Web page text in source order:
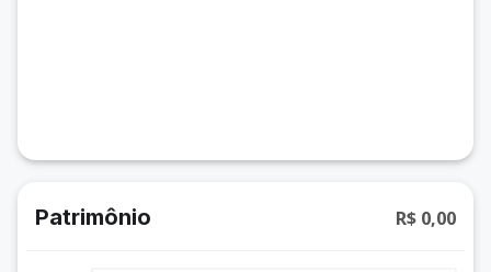
Patrimônio R$ 0,00